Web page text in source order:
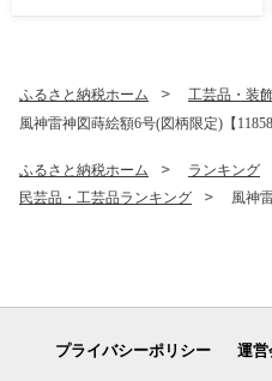
ふるさと納税ホーム 工芸品・装
風神雷神図蒔絵額6号(図柄限定)【
ふるさと納税ホーム ランキング
民芸品・工芸品ランキング
風神
プライバシーポリシー 運営